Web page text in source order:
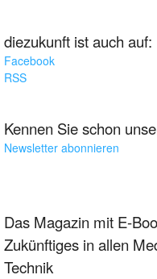
diezukunft ist auch auf:
Facebook
RSS
Kennen Sie schon
Newsletter abonnieren
Das Magazin mit E-
Zukünftiges in allen
Technik